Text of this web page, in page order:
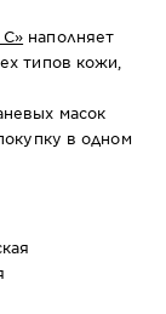
С» наполняет
типов кожи,
масок
в одном